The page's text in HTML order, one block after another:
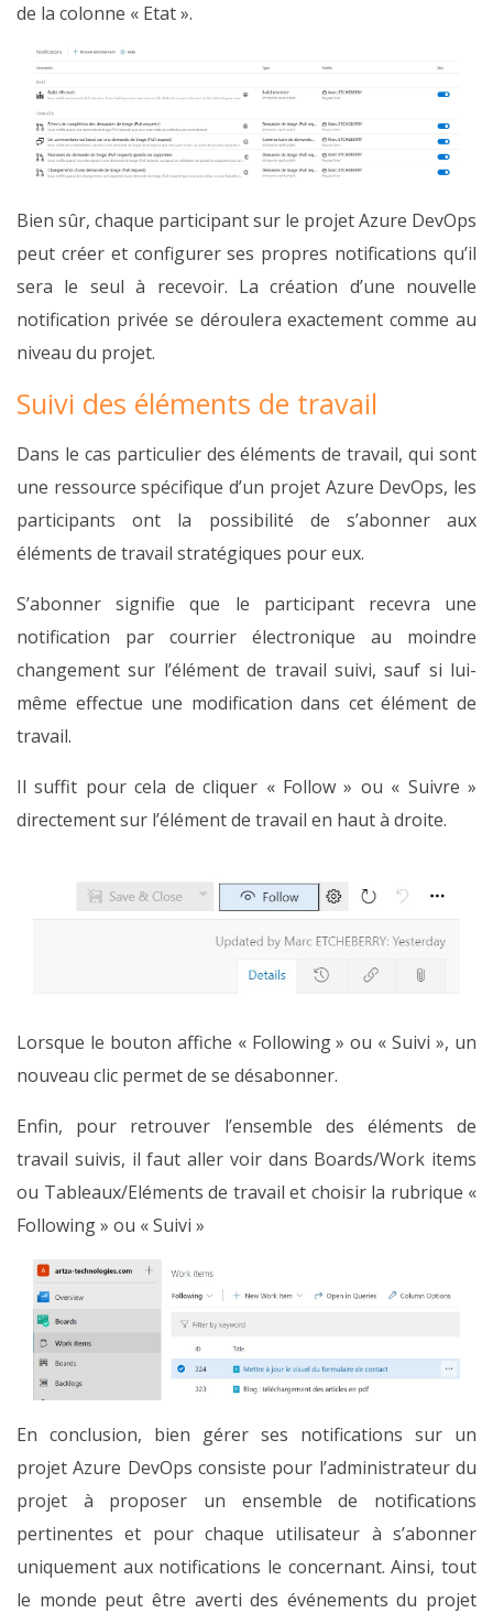
de la colonne « Etat ».
Bien sûr, chaque participant sur le projet Azure DevOps
peut créer et configurer ses propres notifications qu’il
sera le seul à recevoir. La création d’une nouvelle
notification privée se déroulera exactement comme au
niveau du projet.
Suivi des éléments de travail
Dans le cas particulier des éléments de travail, qui sont
une ressource spécifique d’un projet Azure DevOps, les
participants ont la possibilité de s’abonner aux
éléments de travail stratégiques pour eux.
S’abonner signifie que le participant recevra une
notification par courrier électronique au moindre
changement sur l’élément de travail suivi, sauf si lui-
même effectue une modification dans cet élément de
travail.
Il suffit pour cela de cliquer « Follow » ou « Suivre »
directement sur l’élément de travail en haut à droite.
Lorsque le bouton affiche « Following » ou « Suivi », un
nouveau clic permet de se désabonner.
Enfin, pour retrouver l’ensemble des éléments de
travail suivis, il faut aller voir dans Boards/Work items
ou Tableaux/Eléments de travail et choisir la rubrique «
Following » ou « Suivi »
En conclusion, bien gérer ses notifications sur un
projet Azure DevOps consiste pour l’administrateur du
projet à proposer un ensemble de notifications
pertinentes et pour chaque utilisateur à s’abonner
uniquement aux notifications le concernant. Ainsi, tout
le monde peut être averti des événements du projet